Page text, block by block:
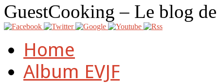
GuestCooking – Le blog
Home
Album EVJF